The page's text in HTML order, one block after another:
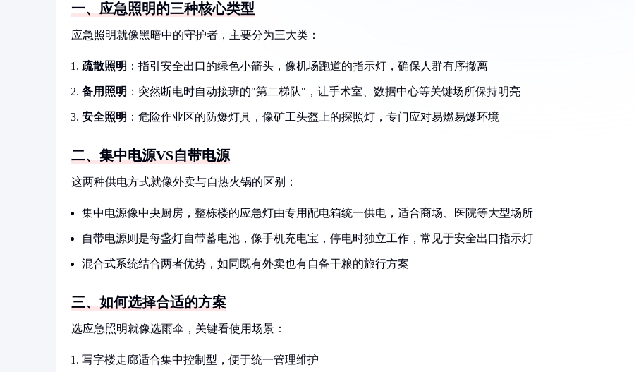
一、应急照明的三种核心类型
应急照明就像黑暗中的守护者，主要分为三大类：
疏散照明 ：指引安全出口的绿色小箭头，像机场跑道的指示灯，确保人群有序撤离
备用照明 ：突然断电时自动接班的"第二梯队"，让手术室、数据中心等关键场所保持明亮
安全照明 ：危险作业区的防爆灯具，像矿工头盔上的探照灯，专门应对易燃易爆环境
二、集中电源VS自带电源
这两种供电方式就像外卖与自热火锅的区别：
集中电源像中央厨房，整栋楼的应急灯由专用配电箱统一供电，适合商场、医院等大型场所
自带电源则是每盏灯自带蓄电池，像手机充电宝，停电时独立工作，常见于安全出口指示灯
混合式系统结合两者优势，如同既有外卖也有自备干粮的旅行方案
三、如何选择合适的方案
选应急照明就像选雨伞，关键看使用场景：
写字楼走廊适合集中控制型，便于统一管理维护